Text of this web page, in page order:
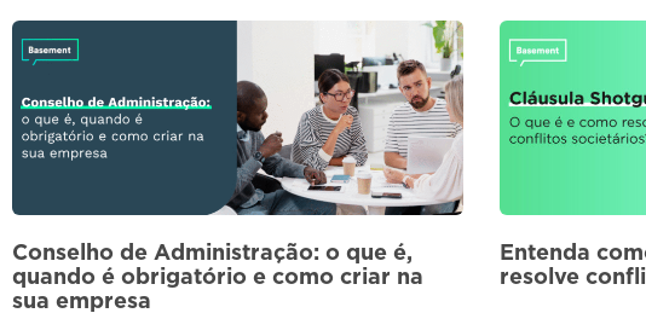
Conselho de Administração: o que é,
quando é obrigatório e como criar na
sua empresa
Entenda
resolve